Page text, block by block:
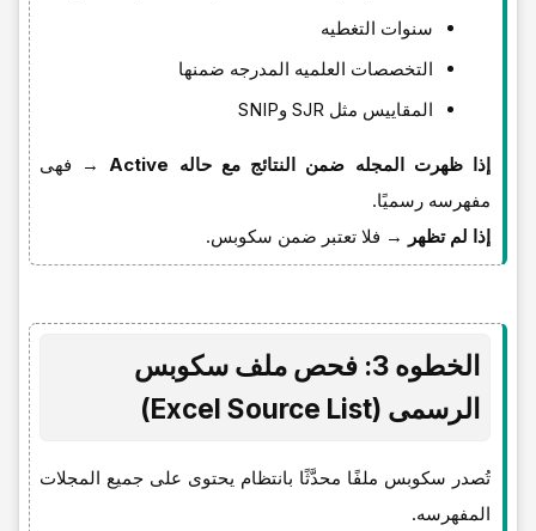
سنوات التغطیه
التخصصات العلمیه المدرجه ضمنها
المقاییس مثل SJR وSNIP
إذا ظهرت المجله ضمن النتائج مع حاله Active
→ فهی
مفهرسه رسمیًا.
إذا لم تظهر → فلا تعتبر ضمن سکوبس.
الخطوه 3: فحص ملف سکوبس
الرسمی (Excel Source List)
تُصدر سکوبس ملفًا محدَّثًا بانتظام یحتوی على جمیع المجلات
المفهرسه.